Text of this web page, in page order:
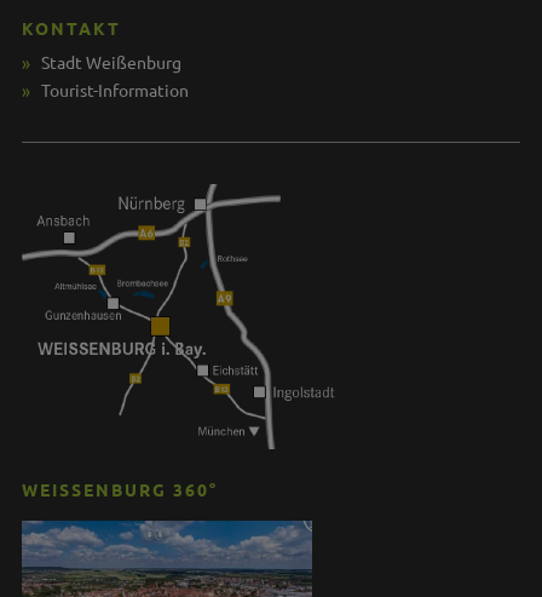
KONTAKT
Stadt Weißenburg
Tourist-Information
WEISSENBURG 360°